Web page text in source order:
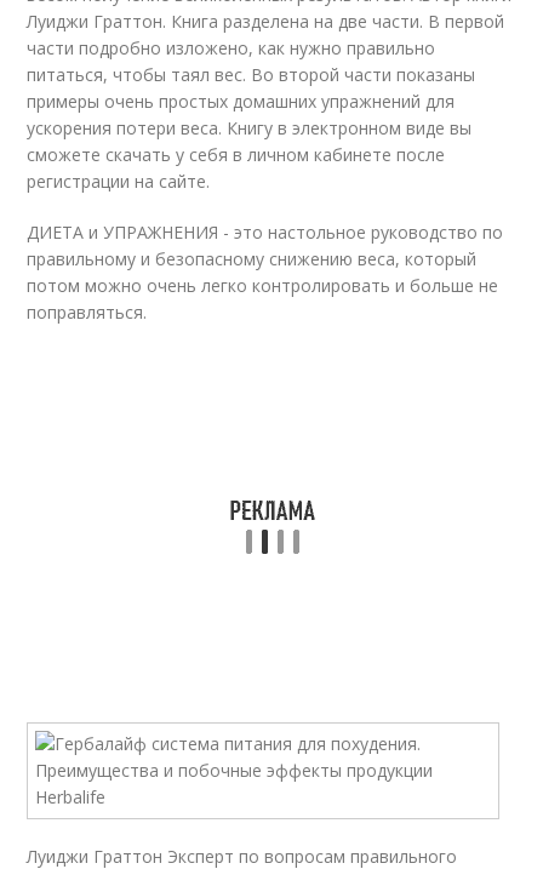
Луиджи Граттон. Книга разделена на две части. В первой
части подробно изложено, как нужно правильно
питаться, чтобы таял вес. Во второй части показаны
примеры очень простых домашних упражнений для
ускорения потери веса. Книгу в электронном виде вы
сможете скачать у себя в личном кабинете после
регистрации на сайте.
ДИЕТА и УПРАЖНЕНИЯ - это настольное руководство по
правильному и безопасному снижению веса, который
потом можно очень легко контролировать и больше не
поправляться.
Луиджи Граттон Эксперт по вопросам правильного